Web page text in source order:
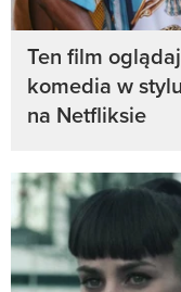
Ten film
komedia w
na Netfliksie